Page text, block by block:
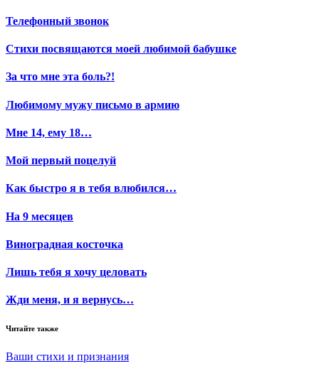
Телефонный звонок
Стихи посвящаются моей любимой бабушке
За что мне эта боль?!
Любимому мужу письмо в армию
Мне 14, ему 18…
Мой первый поцелуй
Как быстро я в тебя влюбился…
На 9 месяцев
Виноградная косточка
Лишь тебя я хочу целовать
Жди меня, и я вернусь…
Читайте также
Ваши стихи и признания